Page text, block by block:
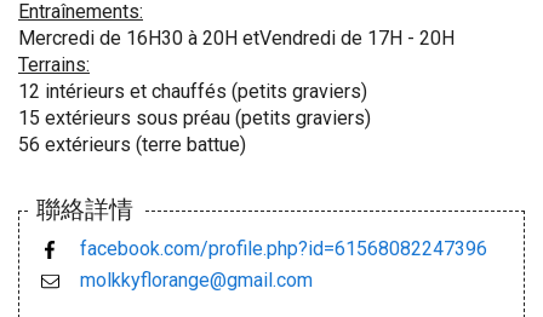
Entraînements:
Mercredi de 16H30 à 20H etVendredi de 17H - 20H
Terrains:
12 intérieurs et chauffés (petits graviers)
15 extérieurs sous préau (petits graviers)
56 extérieurs (terre battue)
聯絡詳情
facebook.com/profile.php?id=61568082247396
molkkyflorange@gmail.com